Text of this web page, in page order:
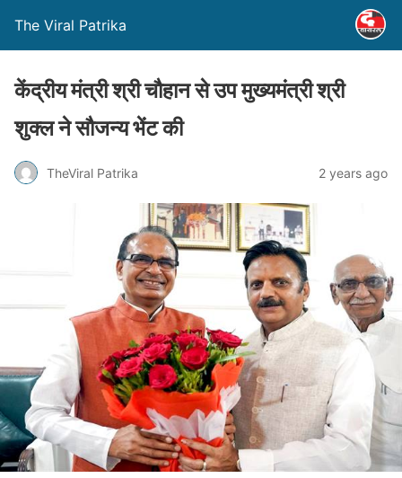
The Viral Patrika
केंद्रीय मंत्री श्री चौहान से उप मुख्यमंत्री श्री
शुक्ल ने सौजन्य भेंट की
TheViral Patrika 2 years ago